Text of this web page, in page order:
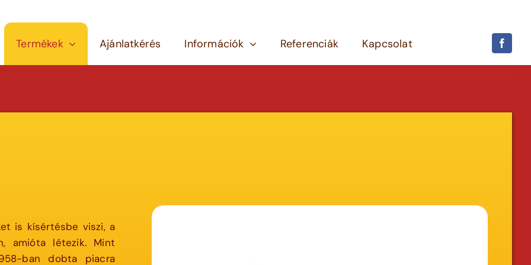
Termékek Ajánlatkérés Információk Referenciák Kapcsolat
is kísértésbe viszi, a
amióta létezik. Mint
ban dobta piacra